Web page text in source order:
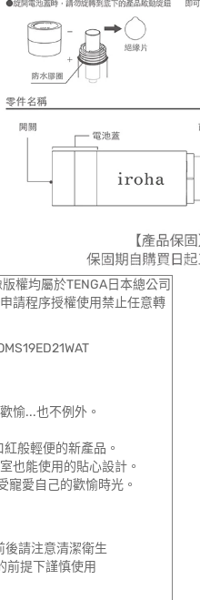
權均屬於TENGA日本總公司
請程序授權使用禁止任意轉
愉...也不例外。
般輕便的新產品。
也能使用的貼心設計。
愛自己的歡愉時光。
後請注意清潔衛生
前提下謹慎使用